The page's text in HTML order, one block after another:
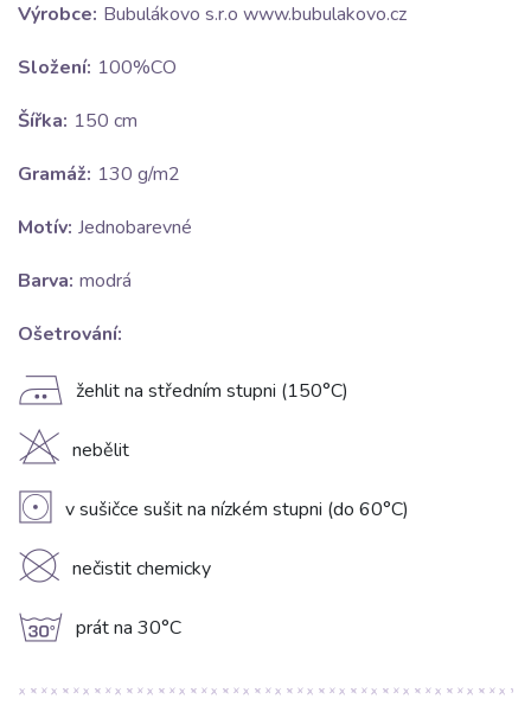
Výrobce: Bubulákovo s.r.o www.bubulakovo.cz
Složení: 100%CO
Šířka: 150 cm
Gramáž: 130 g/m2
Motív: Jednobarevné
Barva: modrá
Ošetrování:
E žehlit na středním stupni (150°C)
H nebělit
V v sušičce sušit na nízkém stupni (do 60°C)
K nečistit chemicky
g prát na 30°C